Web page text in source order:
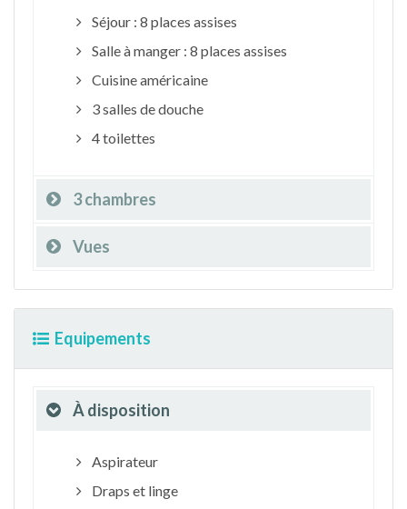
Séjour : 8 places assises
Salle à manger : 8 places assises
Cuisine américaine
3 salles de douche
4 toilettes
3 chambres
Vues
Equipements
À disposition
Aspirateur
Draps et linge